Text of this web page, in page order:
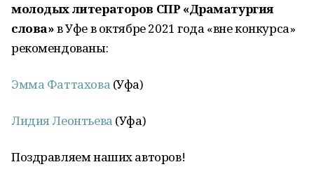
молодых литераторов СПР «Драматургия
слова»в Уфе в октябре 2021 года «вне конкурса»
рекомендованы:
Эмма Фаттахова (Уфа)
Лидия Леонтьева (Уфа)
Поздравляем наших авторов!